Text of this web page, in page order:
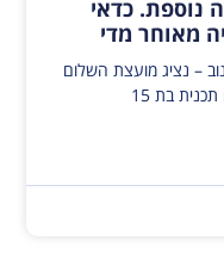
נוספת. כדאי
מאוחר מדי
– נציג מועצת השלום
בת 15